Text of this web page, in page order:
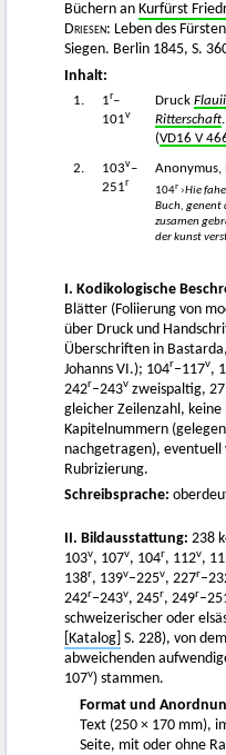
Büchern an Kurfürst
Driesen: Leben des
Siegen. Berlin 1845, S.
Inhalt:
1. 1r–
101v
Druck
Ritterschaft
(VD16 V
2. 103v–
251r
Anonymus,
104r ›Hie
Buch, genent
zusamen
der kunst
I. Kodikologische
Blätter (Foliierung von
über Druck und
Überschriften in
Johanns VI.); 104r–117v,
242r–243v zweispaltig,
gleicher Zeilenzahl,
Kapitelnummern
nachgetragen), eventuell
Rubrizierung.
Schreibsprache:
II. Bildausstattung: 238
103v, 107v, 104r, 112v,
138r, 139v–225v, 227r
242r–243v, 245r, 249r
schweizerischer oder
[Katalog] S. 228), von
abweichenden
107v) stammen.
Format und
Text (250 × 170 mm),
Seite, mit oder ohne